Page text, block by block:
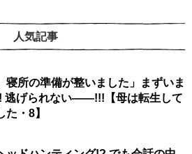
人気記事
寝所の準備が整いました」まずいま
逃げられない――!!!【母は転生して
た・8】